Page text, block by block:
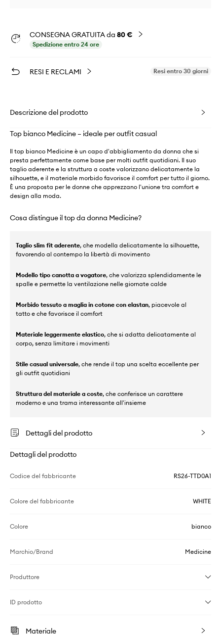
CONSEGNA GRATUITA da 80 €
Spedizione entro 24 ore
RESI E RECLAMI Resi entro 30 giorni
Descrizione del prodotto
Top bianco Medicine – ideale per outfit casual
Il top bianco Medicine è un capo d'abbigliamento da donna che si
presta perfettamente come base per molti outfit quotidiani. Il suo
taglio aderente e la struttura a coste valorizzano delicatamente la
silhouette, e il materiale morbido favorisce il comfort per tutto il giorno.
È una proposta per le donne che apprezzano l'unione tra comfort e
design alla moda.
Cosa distingue il top da donna Medicine?
Taglio slim fit aderente, che modella delicatamente la silhouette,
favorendo al contempo la libertà di movimento
Modello tipo canotta a vogatore, che valorizza splendidamente le
spalle e permette la ventilazione nelle giornate calde
Morbido tessuto a maglia in cotone con elastan, piacevole al
tatto e che favorisce il comfort
Materiale leggermente elastico, che si adatta delicatamente al
corpo, senza limitare i movimenti
Stile casual universale, che rende il top una scelta eccellente per
gli outfit quotidiani
Struttura del materiale a coste, che conferisce un carattere
moderno e una trama interessante all'insieme
Dettagli del prodotto
Dettagli del prodotto
Codice del fabbricante RS26-TTD0A1
Colore del fabbricante WHITE
Colore bianco
Marchio/Brand Medicine
Produttore
ID prodotto
Materiale